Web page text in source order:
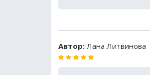
Автор: Лана Литвинова